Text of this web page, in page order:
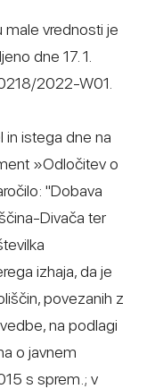
vrednosti je
dne 17. 1.
2022-W01.
in istega dne na
»Odločitev o
"Dobava
Divača ter
izhaja, da je
povezanih z
na podlagi
o javnem
s sprem.; v